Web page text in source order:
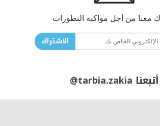
معنا من أجل مواكبة التطورات
الاشتراك
أتبعنا @tarbia.zakia